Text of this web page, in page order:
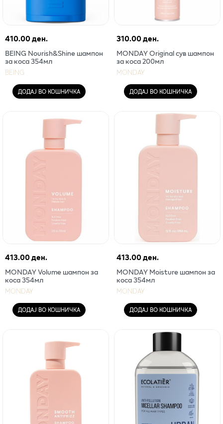
410.00 ден.
BEING Nourish&Shine шампон
за коса 354мл
BEING
ДОДАЈ ВО КОШНИЧКА
310.00 ден.
MONDAY Original сув шампон
за коса 200мл
MONDAY
ДОДАЈ ВО КОШНИЧКА
413.00 ден.
MONDAY Volume шампон за
коса 354мл
MONDAY
ДОДАЈ ВО КОШНИЧКА
413.00 ден.
MONDAY Moisture шампон за
коса 354мл
MONDAY
ДОДАЈ ВО КОШНИЧКА